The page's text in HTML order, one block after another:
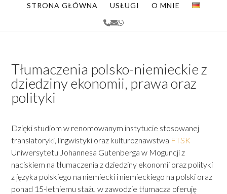
STRONA GŁÓWNA USŁUGI O MNIE
Phone
EmailWhatsapp
Tłumaczenia polsko-niemieckie z
dziedziny ekonomii, prawa oraz
polityki
Dzięki studiom w renomowanym instytucie stosowanej
translatoryki, lingwistyki oraz kulturoznawstwa FTSK
Uniwersytetu Johannesa Gutenberga w Moguncji z
naciskiem na tłumaczenia z dziedziny ekonomii oraz polityki
z języka polskiego na niemiecki i niemieckiego na polski oraz
ponad 15-letniemu stażu w zawodzie tłumacza oferuję